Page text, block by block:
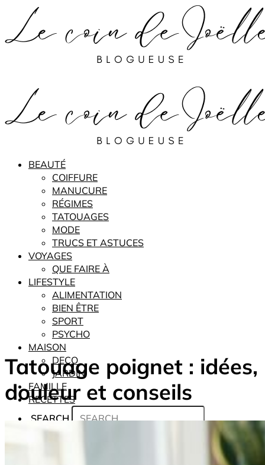
BEAUTÉ
COIFFURE
MANUCURE
RÉGIMES
TATOUAGES
MODE
TRUCS ET ASTUCES
VOYAGES
QUE FAIRE À
LIFESTYLE
ALIMENTATION
BIEN ÊTRE
SPORT
PSYCHO
MAISON
DECO
JARDIN
FAMILLE
RECETTES
SEARCH
Tatouage poignet : idées,
douleur et conseils